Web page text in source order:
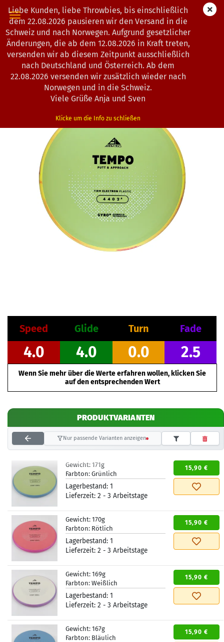
Liebe Kunden, liebe Throwbies, bis einschließlich
dem 22.08.2026 pausieren wir den Versand in die
Schweiz und nach Norwegen. Aufgrund gesetzlicher
Änderungen, die ab dem 12.08.2026 in Kraft treten,
versenden wir ab diesem Zeitpunkt ausschließlich
nach Deutschland und Österreich. Ab dem
22.08.2026 versenden wir zusätzlich wieder nach
Norwegen und in die Schweiz.
Viele Grüße Anja und Sven
Klicke um die Info zu schließen
« Erster « zurück weiter »
Letzter »
Artikel in dieser Kategorie
Axiom Discs | Tempo | Electron Firm
1203225 )
Speed Glide Turn Fade
4.0 4.0 0.0 2.5
Wenn Sie mehr über die Werte erfahren wollen, klicken Sie
auf den entsprechenden Wert
PRODUKTVARIANTEN
Nur passende Varianten anzeigen
Gewicht: 171g
Farbton: Grünlich
Lagerbestand: 1
Lieferzeit: 2 - 3 Arbeitstage
15,90 €
Gewicht: 170g
Farbton: Rötlich
Lagerbestand: 1
Lieferzeit: 2 - 3 Arbeitstage
15,90 €
Gewicht: 169g
Farbton: Weißlich
Lagerbestand: 1
Lieferzeit: 2 - 3 Arbeitstage
15,90 €
Gewicht: 167g
Farbton: Bläulich
15,90 €